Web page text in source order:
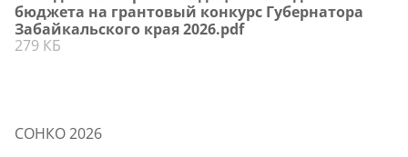
бюджета на грантовый конкурс Губернатора
Забайкальского края 2026.pdf
279 КБ
СОНКО 2026